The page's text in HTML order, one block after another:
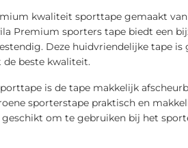
kwaliteit sporttape gemaakt
Premium sporters tape biedt een
Deze huidvriendelijke tape is
beste kwaliteit.
is de tape makkelijk
sporterstape praktisch en
om te gebruiken bij het